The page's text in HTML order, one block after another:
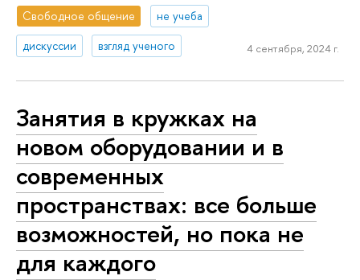
Свободное общение
не учеба
дискуссии
взгляд ученого 4 сентября, 2024 г.
Занятия в кружках на
новом оборудовании и в
современных
пространствах: все больше
возможностей, но пока не
для каждого